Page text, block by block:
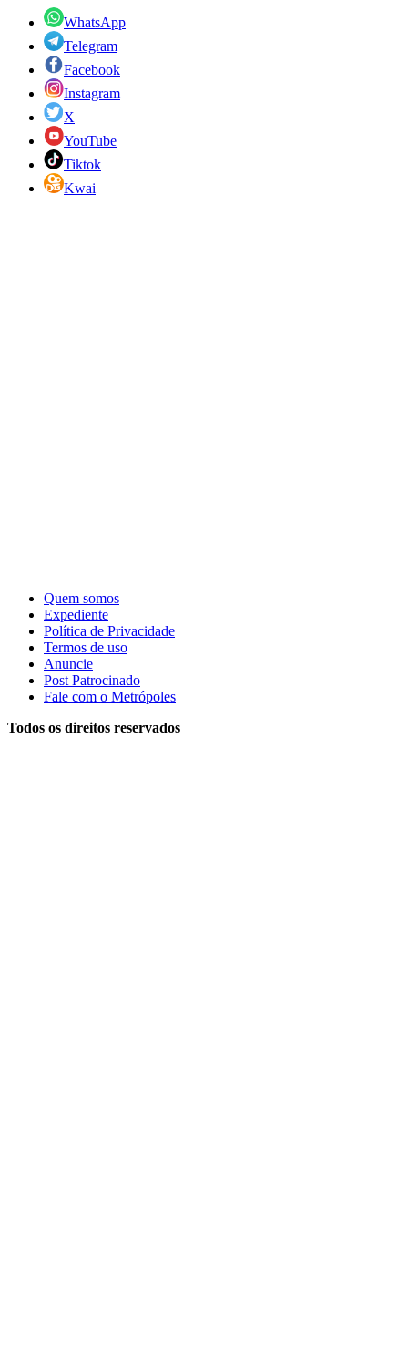
WhatsApp
Telegram
Facebook
Instagram
X
YouTube
Tiktok
Kwai
Quem somos
Expediente
Política de Privacidade
Termos de uso
Anuncie
Post Patrocinado
Fale com o Metrópoles
Todos os direitos reservados